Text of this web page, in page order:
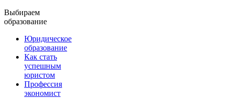
Выбираем
образование
Юридическое
образование
Как стать
успешным
юристом
Профессия
экономист